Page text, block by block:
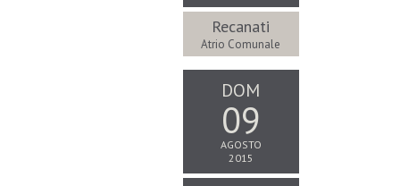
Recanati
Atrio Comunale
DOM
09
AGOSTO
2015